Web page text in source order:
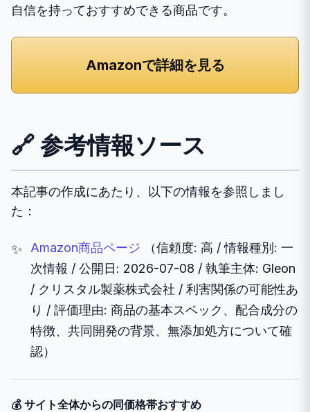
自信を持っておすすめできる商品です。
Amazonで詳細を見る
🔗 参考情報ソース
本記事の作成にあたり、以下の情報を参照しまし
た：
Amazon商品ページ （信頼度: 高 / 情報種別: 一
次情報 / 公開日: 2026-07-08 / 執筆主体: Gleon
/ クリスタル製薬株式会社 / 利害関係の可能性あ
り / 評価理由: 商品の基本スペック、配合成分の
特徴、共同開発の背景、無添加処方について確
認）
💰 サイト全体からの同価格帯おすすめ